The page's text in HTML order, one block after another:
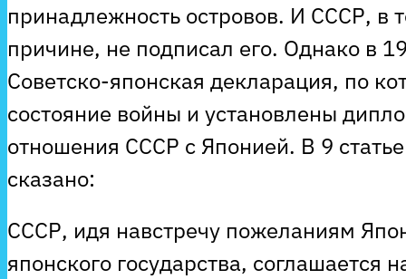
принадлежность островов. И СССР, в
причине, не подписал его. Однако в
Советско-японская декларация, по
состояние войны и установлены
отношения СССР с Японией. В 9
сказано:
СССР, идя навстречу пожеланиям
японского государства, соглашается